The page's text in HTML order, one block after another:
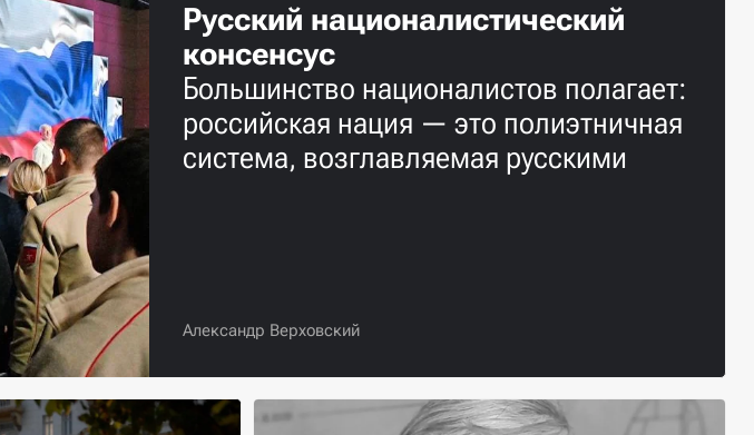
Русский националистический
консенсус
Большинство националистов полагает:
российская нация — это полиэтничная
система, возглавляемая русскими
Александр Верховский